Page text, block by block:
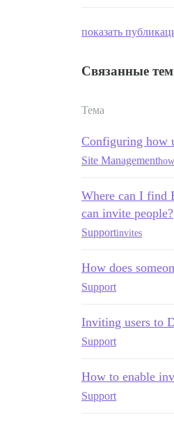
показать
Связанные
Тема
Configuring how
Site Management
Where can I find
can invite people?
Supportinvites
How does
Support
Inviting users to
Support
How to enable
Support